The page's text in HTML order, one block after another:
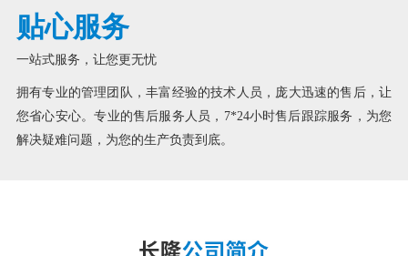
贴心服务
一站式服务，让您更无忧
拥有专业的管理团队，丰富经验的技术人员，庞大迅速的售后，让
您省心安心。专业的售后服务人员，7*24小时售后跟踪服务，为您
解决疑难问题，为您的生产负责到底。